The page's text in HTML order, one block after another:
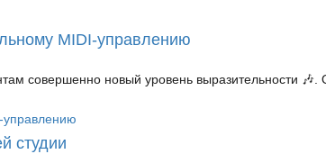
MIDI-управлению
совершенно новый уровень выразительности 🎶.
студии